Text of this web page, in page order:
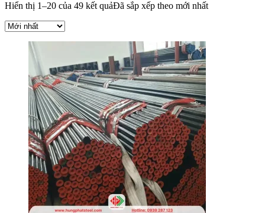
Hiển thị 1–20 của 49 kết quảĐã sắp xếp theo mới nhất